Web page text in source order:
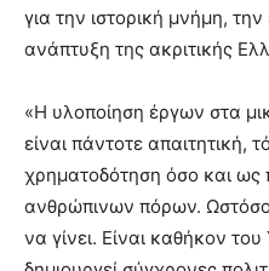
για την ιστορική μνήμη,
ανάπτυξη της ακριτικής
«Η υλοποίηση έργων στα
είναι πάντοτε απαιτητική,
χρηματοδότηση όσο και ως
ανθρώπινων πόρων.
να γίνει. Είναι καθήκον